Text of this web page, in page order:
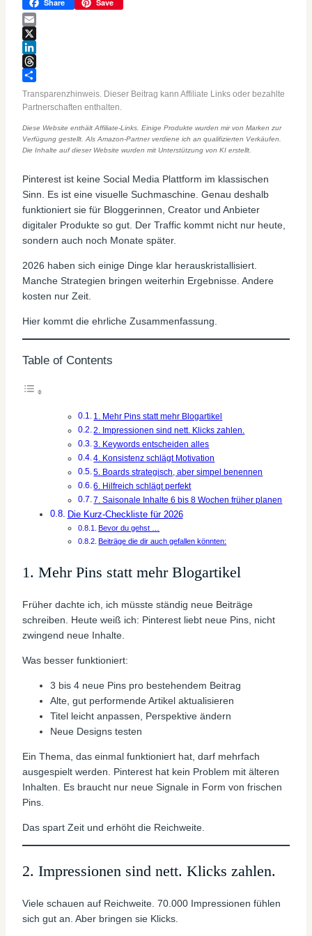
Copy
Link
Share Save
Email
X
LinkedIn
Threads
Teilen
Transparenzhinweis. Dieser Beitrag kann Affiliate Links oder bezahlte
Partnerschaften enthalten.
Diese Website enthält Affiliate-Links. Einige Produkte wurden mir von Marken zur
Verfügung gestellt. Als Amazon-Partner verdiene ich an qualifizierten Verkäufen.
Die Inhalte auf dieser Website wurden mit Unterstützung von KI erstellt.
Pinterest ist keine Social Media Plattform im klassischen
Sinn. Es ist eine visuelle Suchmaschine. Genau deshalb
funktioniert sie für Bloggerinnen, Creator und Anbieter
digitaler Produkte so gut. Der Traffic kommt nicht nur heute,
sondern auch noch Monate später.
2026 haben sich einige Dinge klar herauskristallisiert.
Manche Strategien bringen weiterhin Ergebnisse. Andere
kosten nur Zeit.
Hier kommt die ehrliche Zusammenfassung.
Table of Contents
1. Mehr Pins statt mehr Blogartikel
2. Impressionen sind nett. Klicks zahlen.
3. Keywords entscheiden alles
4. Konsistenz schlägt Motivation
5. Boards strategisch, aber simpel benennen
6. Hilfreich schlägt perfekt
7. Saisonale Inhalte 6 bis 8 Wochen früher planen
Die Kurz-Checkliste für 2026
Bevor du gehst …
Beiträge die dir auch gefallen könnten:
1. Mehr Pins statt mehr Blogartikel
Früher dachte ich, ich müsste ständig neue Beiträge
schreiben. Heute weiß ich: Pinterest liebt neue Pins, nicht
zwingend neue Inhalte.
Was besser funktioniert:
3 bis 4 neue Pins pro bestehendem Beitrag
Alte, gut performende Artikel aktualisieren
Titel leicht anpassen, Perspektive ändern
Neue Designs testen
Ein Thema, das einmal funktioniert hat, darf mehrfach
ausgespielt werden. Pinterest hat kein Problem mit älteren
Inhalten. Es braucht nur neue Signale in Form von frischen
Pins.
Das spart Zeit und erhöht die Reichweite.
2. Impressionen sind nett. Klicks zahlen.
Viele schauen auf Reichweite. 70.000 Impressionen fühlen
sich gut an. Aber bringen sie Klicks.